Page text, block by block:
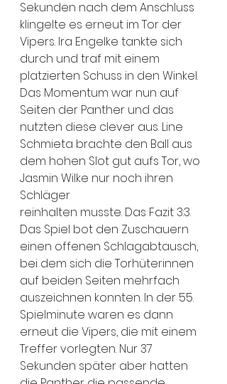
Sekunden nach dem Anschluss
klingelte es erneut im Tor der
Vipers. Ira Engelke tankte sich
durch und traf mit einem
platzierten Schuss in den Winkel.
Das Momentum war nun auf
Seiten der Panther und das
nutzten diese clever aus. Line
Schmieta brachte den Ball aus
dem hohen Slot gut aufs Tor, wo
Jasmin Wilke nur noch ihren
Schläger
reinhalten musste. Das Fazit 3:3.
Das Spiel bot den Zuschauern
einen offenen Schlagabtausch,
bei dem sich die Torhüterinnen
auf beiden Seiten mehrfach
auszeichnen konnten. In der 55.
Spielminute waren es dann
erneut die Vipers, die mit einem
Treffer vorlegten. Nur 37
Sekunden später aber hatten